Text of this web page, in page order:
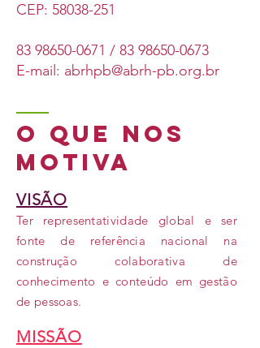
CEP: 58038-251
83 98650-0671 / 83 98650-0673
E-mail: abrhpb@abrh-pb.org.br
o que nos
motiva
VISÃO
MISSÃO
Ter representatividade global e ser
fonte de referência nacional na
construção colaborativa de
conhecimento e conteúdo em gestão
de pessoas.